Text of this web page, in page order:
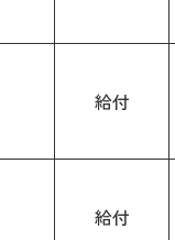
給付
給付